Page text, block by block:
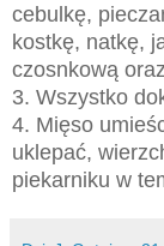
cebulkę,
kostkę, natkę,
czosnkową
3. Wszystko
4. Mięso
uklepać,
piekarniku w